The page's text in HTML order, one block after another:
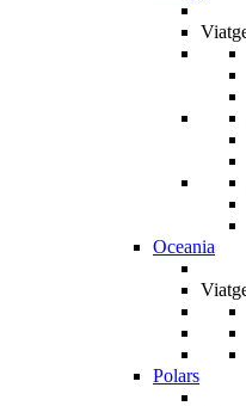
Oceania
Polars